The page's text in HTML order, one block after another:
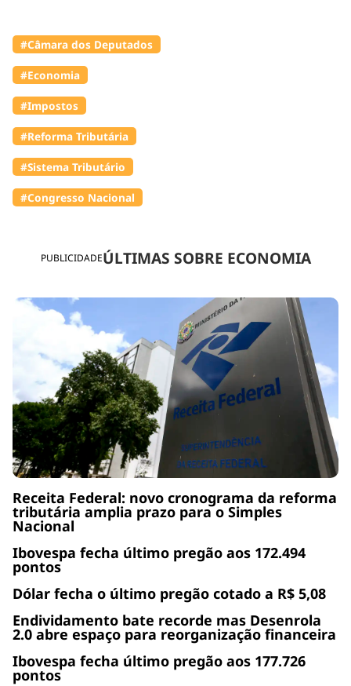
PUBLICIDADEÚLTIMAS SOBRE ECONOMIA
Receita Federal: novo cronograma da reforma
tributária amplia prazo para o Simples
Nacional
Ibovespa fecha último pregão aos 172.494
pontos
Dólar fecha o último pregão cotado a R$ 5,08
Endividamento bate recorde mas Desenrola
2.0 abre espaço para reorganização financeira
Ibovespa fecha último pregão aos 177.726
pontos
#Câmara dos Deputados
#Economia
#Impostos
#Reforma Tributária
#Sistema Tributário
#Congresso Nacional